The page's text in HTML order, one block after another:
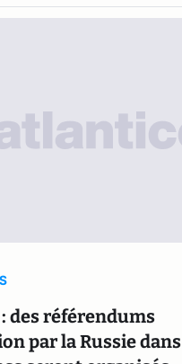
des référendums
par la Russie dans